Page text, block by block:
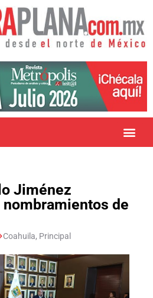
Jiménez
de
Coahuila, Principal